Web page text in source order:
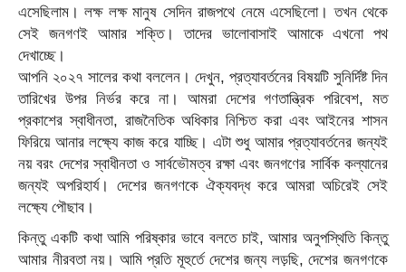
এসেছিলাম। লক্ষ লক্ষ মানুষ সেদিন রাজপথে নেমে এসেছিলো। তখন থেকে
সেই জনগণই আমার শক্তি। তাদের ভালোবাসাই আমাকে এখনো পথ
দেখাচ্ছে।
আপনি ২০২৭ সালের কথা বললেন। দেখুন, প্রত্যাবর্তনের বিষয়টি সুনির্দিষ্ট দিন
তারিখের উপর নির্ভর করে না। আমরা দেশের গণতান্ত্রিক পরিবেশ, মত
প্রকাশের স্বাধীনতা, রাজনৈতিক অধিকার নিশ্চিত করা এবং আইনের শাসন
ফিরিয়ে আনার লক্ষ্যে কাজ করে যাচ্ছি। এটা শুধু আমার প্রত্যাবর্তনের জন্যই
নয় বরং দেশের স্বাধীনতা ও সার্বভৌমত্ব রক্ষা এবং জনগণের সার্বিক কল্যানের
জন্যই অপরিহার্য। দেশের জনগণকে ঐক্যবদ্ধ করে আমরা অচিরেই সেই
লক্ষ্যে পৌছাব।
কিন্তু একটি কথা আমি পরিষ্কার ভাবে বলতে চাই, আমার অনুপস্থিতি কিন্তু
আমার নীরবতা নয়। আমি প্রতি মূহুর্তে দেশের জন্য লড়ছি, দেশের জনগণকে